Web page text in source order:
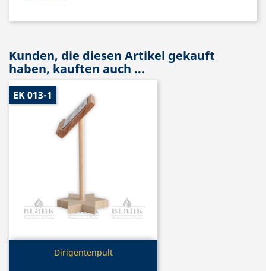
Kunden, die diesen Artikel gekauft
haben, kauften auch ...
Vorschau
Dirigentenpult
EK 013-1